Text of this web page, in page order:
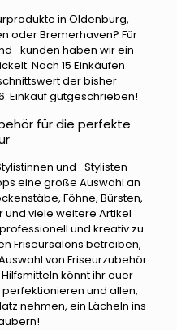
in Oldenburg,
oder Bremerhaven? Für
-kunden haben wir ein
Nach 15 Einkäufen
der bisher
Einkauf gutgeschrieben!
für die perfekte
und -Stylisten
eine große Auswahl an
Föhne, Bürsten,
viele weitere Artikel
und kreativ zu
Friseursalons betreiben,
von Friseurzubehör
könnt ihr euer
und allen,
nehmen, ein Lächeln ins